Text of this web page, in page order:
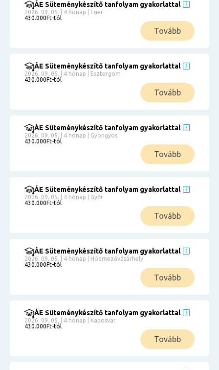
ÁE Süteménykészítő tanfolyam gyakorlattal
2026. 09. 05. | 4 hónap | Eger
430.000Ft-tól
Tovább
ÁE Süteménykészítő tanfolyam gyakorlattal
2026. 09. 05. | 4 hónap | Esztergom
430.000Ft-tól
Tovább
ÁE Süteménykészítő tanfolyam gyakorlattal
2026. 09. 05. | 4 hónap | Gyöngyös
430.000Ft-tól
Tovább
ÁE Süteménykészítő tanfolyam gyakorlattal
2026. 09. 05. | 4 hónap | Győr
430.000Ft-tól
Tovább
ÁE Süteménykészítő tanfolyam gyakorlattal
2026. 09. 05. | 4 hónap | Hódmezővásárhely
430.000Ft-tól
Tovább
ÁE Süteménykészítő tanfolyam gyakorlattal
2026. 09. 05. | 4 hónap | Kaposvár
430.000Ft-tól
Tovább